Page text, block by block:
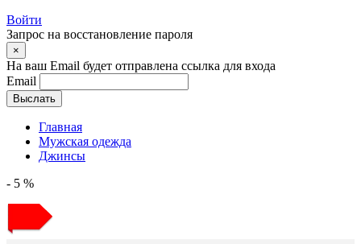
Войти
Запрос на восстановление пароля
×
На ваш Email будет отправлена ссылка для входа
Email
Выслать
Главная
Мужская одежда
Джинсы
- 5 %